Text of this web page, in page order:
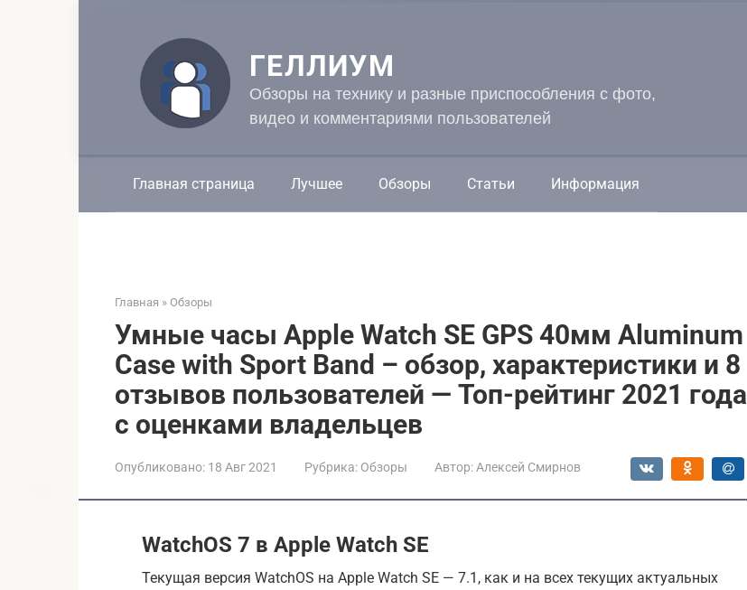
ГЕЛЛИУМ
Обзоры на технику и разные приспособления с фото,
видео и комментариями пользователей
Главная страница Лучшее Обзоры Статьи Информация
Главная » Обзоры
Умные часы Apple Watch SE GPS 40мм Aluminum
Case with Sport Band – обзор, характеристики и 8
отзывов пользователей — Топ-рейтинг 2021 года
с оценками владельцев
Опубликовано: 18 Авг 2021 Рубрика: Обзоры Автор: Алексей Смирнов
WatchOS 7 в Apple Watch SE
Текущая версия WatchOS на Apple Watch SE — 7.1, как и на всех текущих актуальных